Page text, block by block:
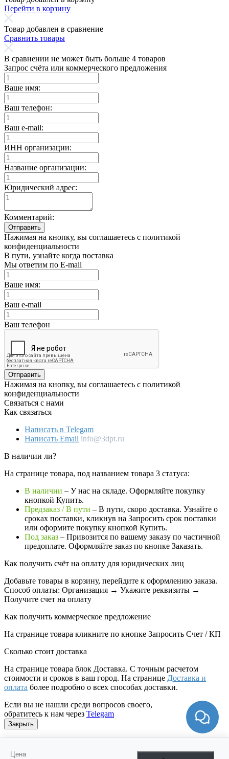
Цена
Перейти в корзину
Товар добавлен в сравнение
Сравнить товары
В сравнении не может быть больше 4 товаров
Запрос счёта или коммерческого предложения
Ваше имя:
Ваш телефон:
Ваш e-mail:
ИНН организации:
Название организации:
Юридический адрес:
Комментарий:
Отправить
Нажимая на кнопку, вы соглашаетесь с политикой
конфиденциальности
В пути, узнайте когда поставка
Мы ответим по E-mail
Ваше имя:
Ваш e-mail
Ваш телефон
Отправить
Нажимая на кнопку, вы соглашаетесь с политикой
конфиденциальности
Связаться с нами
Как связаться
Написать в Telegam
Написать Email info@3dpt.ru
В наличии ли?
На странице товара, под названием товара 3 статуса:
В наличии – У нас на складе. Оформляйте покупку
кнопкой Купить.
Предзаказ / В пути – В пути, скоро доставка. Узнайте о
сроках поставки, кликнув на Запросить cрок поставки
или оформите покупку кнопкой Купить.
Под заказ – Привозится по вашему заказу по частичной
предоплате. Оформляйте заказ по кнопке Заказать.
Как получить счёт на оплату для юридических лиц
Добавьте товары в корзину, перейдите к оформлению заказа.
Способ оплаты: Организация → Укажите реквизиты →
Получите счет на оплату
Как получить коммерческое предложение
На странице товара кликните по кнопке Запросить Счет / КП
Сколько стоит доставка
На странице товара блок Доставка. С точным расчетом
стоимости и сроков в ваш город. На странице Доставка и
оплата более подробно о всех способах доставки.
Если вы не нашли среди вопросов своего,
обратитесь к нам через Telegam
Закрыть